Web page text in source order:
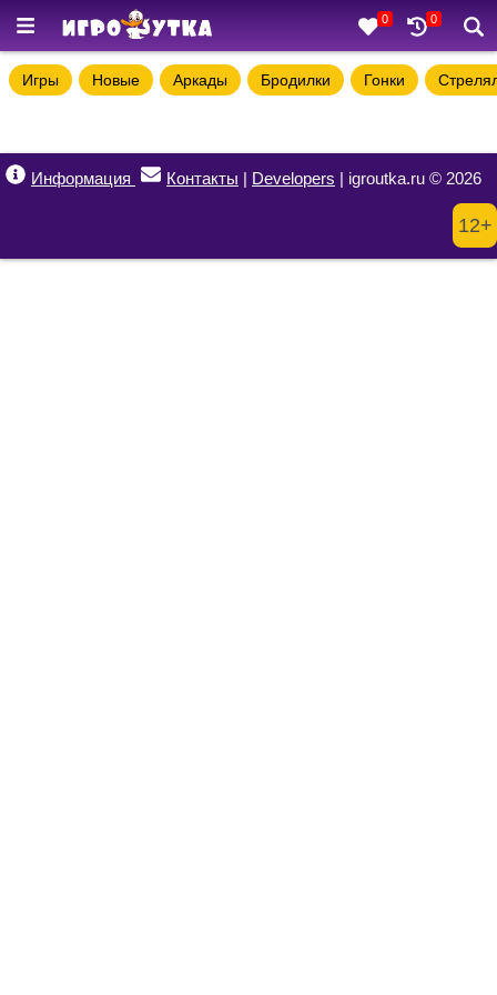
0 0
Игры Новые Аркады Бродилки Гонки
Информация Контакты | Developers | igroutka.ru © 2026
12+